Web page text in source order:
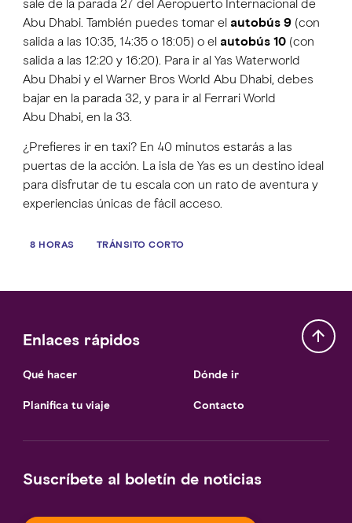
sale de la parada 27 del Aeropuerto Internacional de
Abu Dhabi. También puedes tomar el autobús 9(con
salida a las 10:35, 14:35 o 18:05) o el autobús 10(con
salida a las 12:20 y 16:20). Para ir al Yas Waterworld
Abu Dhabi y el Warner Bros World Abu Dhabi, debes
bajar en la parada 32, y para ir al Ferrari World
Abu Dhabi, en la 33.
¿Prefieres ir en taxi? En 40 minutos estarás a las
puertas de la acción. La isla de Yas es un destino ideal
para disfrutar de tu escala con un rato de aventura y
experiencias únicas de fácil acceso.
8 HORAS TRÁNSITO CORTO
Enlaces rápidos
Qué hacer
Planifica tu viaje
Dónde ir
Contacto
Suscríbete al boletín de noticias